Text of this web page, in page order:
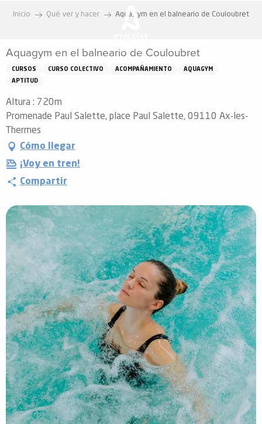
principal
Inicio Qué ver y hacer Aquagym en el balneario de Couloubret
Aquagym en el balneario de Couloubret
CURSOS CURSO COLECTIVO ACOMPAÑAMIENTO
AQUAGYM
APTITUD
Altura : 720m
Promenade Paul Salette, place Paul Salette, 09110 Ax-les-
Thermes
Cómo llegar
¡Voy en tren!
Compartir